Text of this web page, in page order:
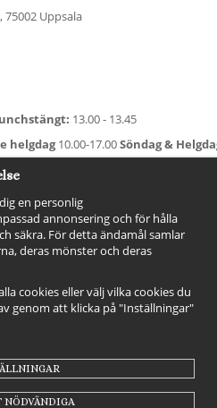
75002 Uppsala
13.00 - 13.45
helgdag10.00-17.00Söndag &
här
en personlig
annonsering och för hålla
säkra. För detta ändamål samlar
deras mönster och deras
cookies eller välj vilka cookies du
genom att klicka på "Inställningar"
NÖDVÄNDIGA